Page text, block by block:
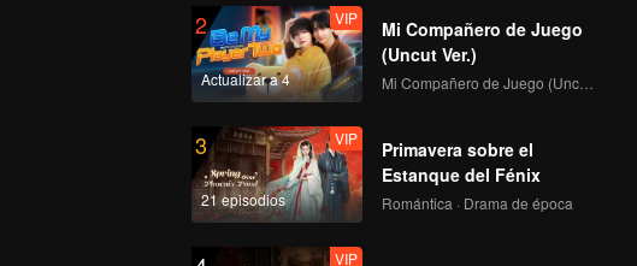
2
Actualizar a 4
VIP
Mi Compañero de Juego
(Uncut Ver.)
Mi Compañero de Juego (Uncut Ver.)
3
21 episodios
VIP
Primavera sobre el
Estanque del Fénix
Romántica · Drama de época
VIP